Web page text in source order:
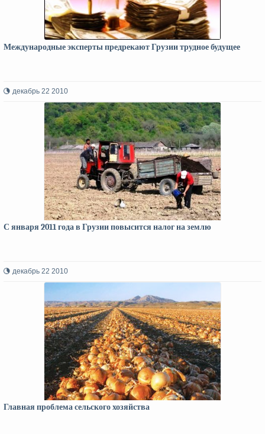
Международные эксперты предрекают Грузии трудное будущее
декабрь 22 2010
С января 2011 года в Грузии повысится налог на землю
декабрь 22 2010
Главная проблема сельского хозяйства